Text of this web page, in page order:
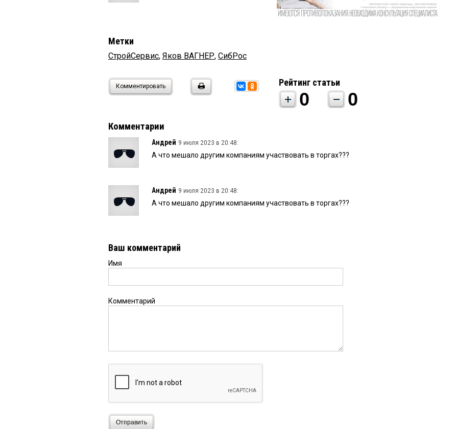
Метки
СтройСервис, Яков ВАГНЕР, СибРос
Комментировать Рейтинг статьи
0 0
Комментарии
Андрей 9 июля 2023 в 20:48:
А что мешало другим компаниям участвовать в торгах???
Андрей 9 июля 2023 в 20:48:
А что мешало другим компаниям участвовать в торгах???
Ваш комментарий
Имя
Комментарий
Отправить